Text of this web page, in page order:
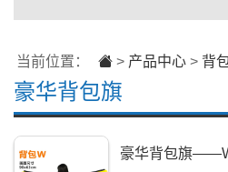
豪华背包旗
当前位置： > 产品中心 > 背
豪华背包旗